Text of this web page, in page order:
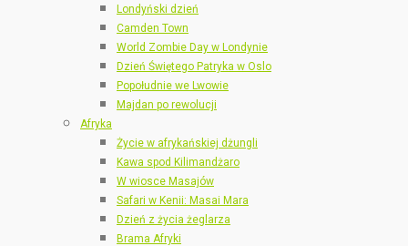
Londyński dzień
Camden Town
World Zombie Day w Londynie
Dzień Świętego Patryka w Oslo
Popołudnie we Lwowie
Majdan po rewolucji
Afryka
Życie w afrykańskiej dżungli
Kawa spod Kilimandżaro
W wiosce Masajów
Safari w Kenii: Masai Mara
Dzień z życia żeglarza
Brama Afryki